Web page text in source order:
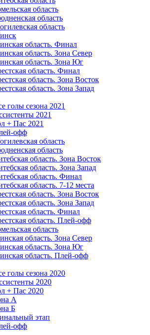
область
область
область
область. Финал
область. Зона Север
область. Зона Юг
область. Финал
область. Зона Восток
область. Зона Запад
голы сезона 2021
2021
+ Пас 2021
офф
область
область
область. Зона Восток
область. Зона Запад
область. Финал
область. 7-12 места
область. Зона Восток
область. Зона Запад
область. Финал
область. Плей-офф
область
область. Зона Север
область. Зона Юг
область. Плей-офф
голы сезона 2020
2020
+ Пас 2020
А
Б
этап
офф